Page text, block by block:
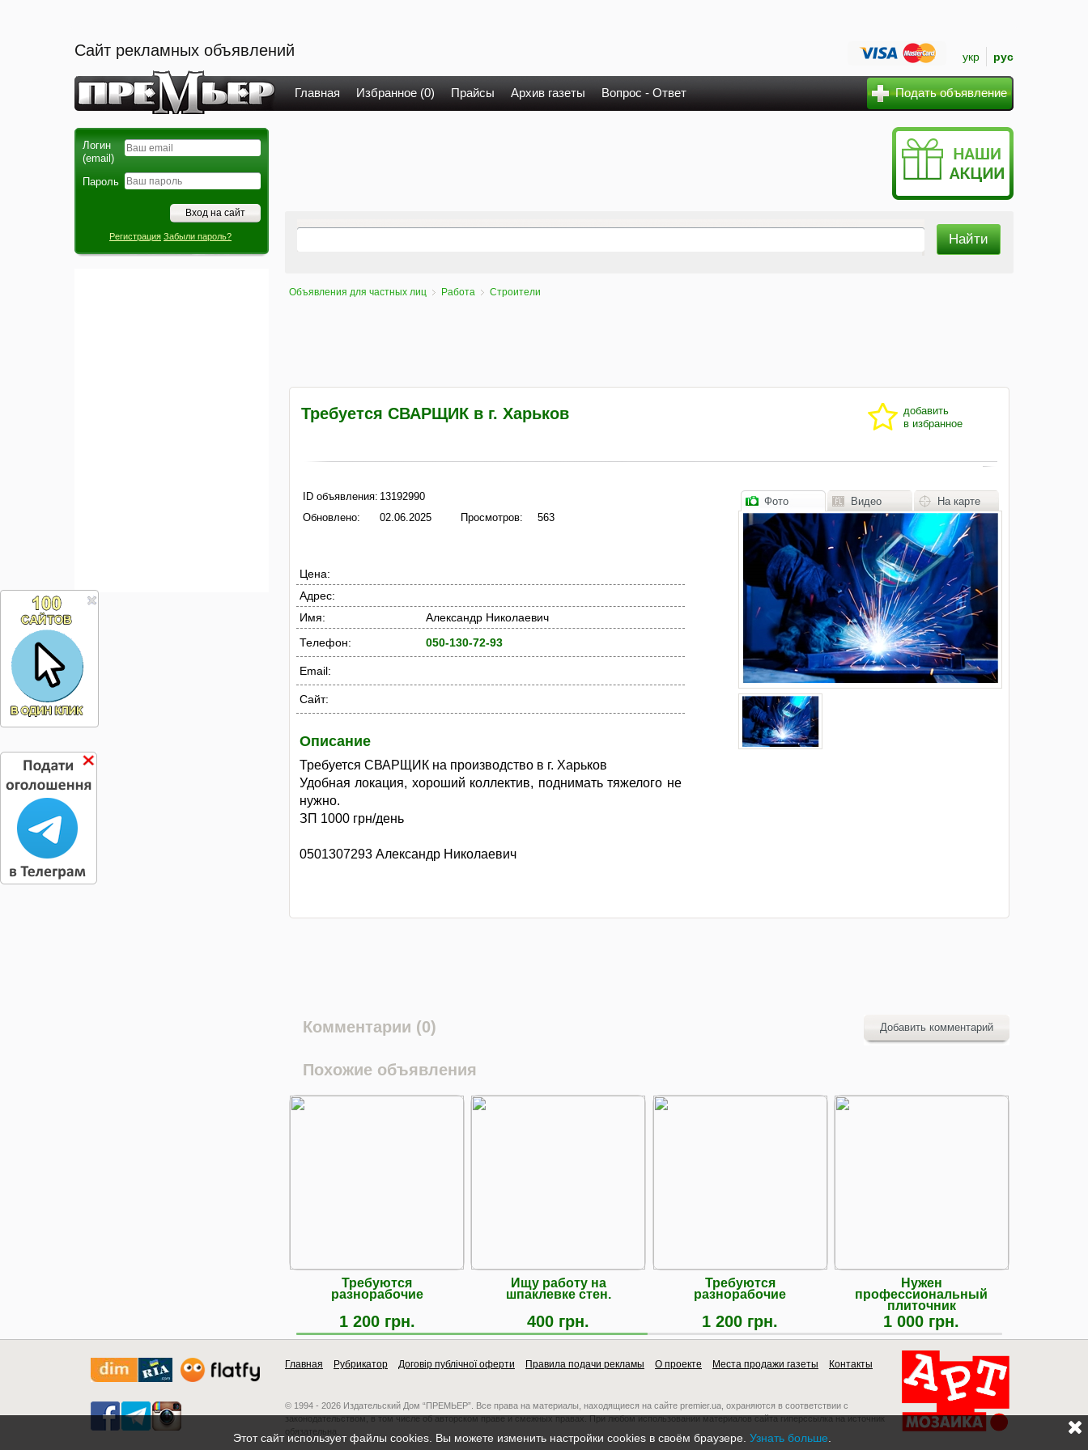
Сайт рекламных объявлений укр рус
Главная Избранное (0) Прайсы Архив газеты Вопрос - Ответ Подать объявление
Логин
(email)
Пароль
Регистрация Забыли пароль?
Объявления для частных лиц Работа Строители
Требуется СВАРЩИК в г. Харьков
добавить
в избранное
ID объявления: 13192990
Обновлено:
02.06.2025 Просмотров: 563
Цена:
Адрес:
Имя:
Александр Николаевич
Телефон:
050-130-72-93
Email:
Сайт:
Описание
Требуется СВАРЩИК на производство в г. Харьков
Удобная локация, хороший коллектив, поднимать тяжелого не
нужно.
ЗП 1000 грн/день
0501307293 Александр Николаевич
Фото Видео На карте
Комментарии (0) Добавить комментарий
Похожие объявления
Требуются
разнорабочие
1 200 грн.
Ищу работу на
шпаклевке стен.
400 грн.
Требуются
разнорабочие
1 200 грн.
Нужен
профессиональный
плиточник
1 000 грн.
Главная Рубрикатор Договір публічної оферти Правила подачи рекламы О проекте Места продажи газеты Контакты
© 1994 - 2026 Издательский Дом “ПРЕМЬЕР”. Все права на материалы, находящиеся на сайте premier.ua, охраняются в соответствии с
законодательством, в том числе об авторском праве и смежных правах. При любом использовании материалов сайта гиперссылка на источник
обязательна.
Этот сайт использует файлы cookies. Вы можете изменить настройки cookies в своём браузере. Узнать больше